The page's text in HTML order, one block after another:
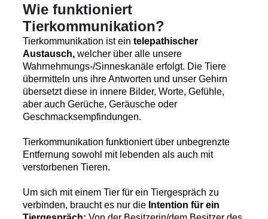
Wie funktioniert
Tierkommunikation?
Tierkommunikation ist ein telepathischer
Austausch, welcher über alle unsere
Wahrnehmungs-/Sinneskanäle erfolgt. Die Tiere
übermitteln uns ihre Antworten und unser Gehirn
übersetzt diese in innere Bilder, Worte, Gefühle,
aber auch Gerüche, Geräusche oder
Geschmacksempfindungen.
Tierkommunikation funktioniert über unbegrenzte
Entfernung sowohl mit lebenden als auch mit
verstorbenen Tieren.
Um sich mit einem Tier für ein Tiergespräch zu
verbinden, braucht es nur die Intention für ein